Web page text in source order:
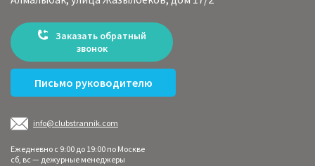
Заказать обратный
звонок
Письмо руководителю
info@clubstrannik.com
Ежедневно с 9:00 до 19:00 по Москве
сб, вс — дежурные менеджеры